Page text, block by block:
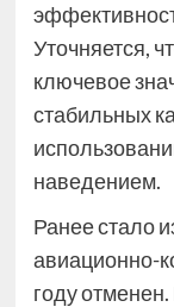
Уточняется,
ключевое
стабильных
наведением.
Ранее стало
авиационно-
году